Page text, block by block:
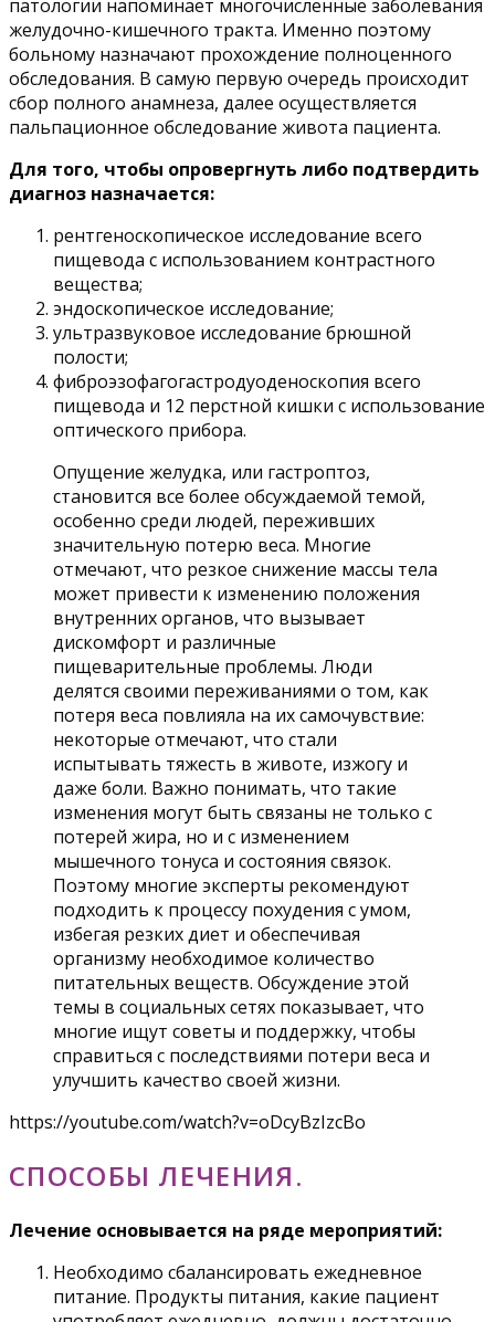
патологии напоминает многочисленные заболевания
желудочно-кишечного тракта. Именно поэтому
больному назначают прохождение полноценного
обследования. В самую первую очередь происходит
сбор полного анамнеза, далее осуществляется
пальпационное обследование живота пациента.
Для того, чтобы опровергнуть либо подтвердить
диагноз назначается:
рентгеноскопическое исследование всего
пищевода с использованием контрастного
вещества;
эндоскопическое исследование;
ультразвуковое исследование брюшной
полости;
фиброэзофагогастродуоденоскопия всего
пищевода и 12 перстной кишки с использование
оптического прибора.
Опущение желудка, или гастроптоз,
становится все более обсуждаемой темой,
особенно среди людей, переживших
значительную потерю веса. Многие
отмечают, что резкое снижение массы тела
может привести к изменению положения
внутренних органов, что вызывает
дискомфорт и различные
пищеварительные проблемы. Люди
делятся своими переживаниями о том, как
потеря веса повлияла на их самочувствие:
некоторые отмечают, что стали
испытывать тяжесть в животе, изжогу и
даже боли. Важно понимать, что такие
изменения могут быть связаны не только с
потерей жира, но и с изменением
мышечного тонуса и состояния связок.
Поэтому многие эксперты рекомендуют
подходить к процессу похудения с умом,
избегая резких диет и обеспечивая
организму необходимое количество
питательных веществ. Обсуждение этой
темы в социальных сетях показывает, что
многие ищут советы и поддержку, чтобы
справиться с последствиями потери веса и
улучшить качество своей жизни.
https://youtube.com/watch?v=oDcyBzIzcBo
СПОСОБЫ ЛЕЧЕНИЯ.
Лечение основывается на ряде мероприятий:
Необходимо сбалансировать ежедневное
питание. Продукты питания, какие пациент